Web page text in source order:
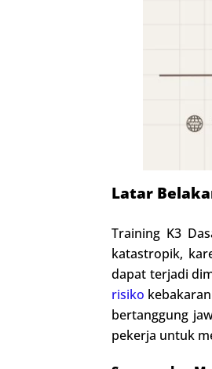
Latar
Training K3
katastropik,
dapat terjadi
risiko
bertanggung
pekerja untuk